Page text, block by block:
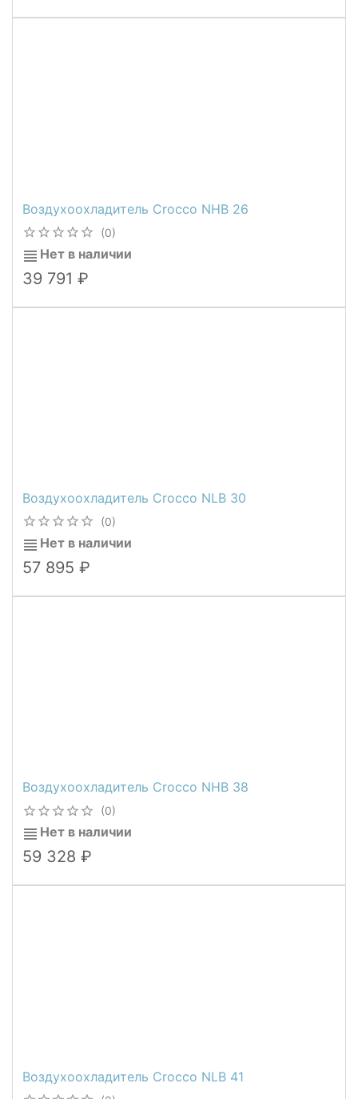
Воздухоохладитель Crocco NHB 26
(0)
Нет в наличии
39 791
Воздухоохладитель Crocco NLB 30
(0)
Нет в наличии
57 895
Воздухоохладитель Crocco NHB 38
(0)
Нет в наличии
59 328
Воздухоохладитель Crocco NLB 41